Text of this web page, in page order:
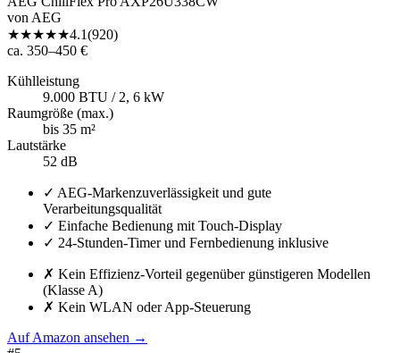
von AEG
★★★★★4.1(920)
ca. 350–450 €
Kühlleistung
9.000 BTU / 2, 6 kW
Raumgröße (max.)
bis 35 m²
Lautstärke
52 dB
✓ AEG-Markenzuverlässigkeit und gute
Verarbeitungsqualität
✓ Einfache Bedienung mit Touch-Display
✓ 24-Stunden-Timer und Fernbedienung inklusive
✗ Kein Effizienz-Vorteil gegenüber günstigeren Modellen
(Klasse A)
✗ Kein WLAN oder App-Steuerung
Auf Amazon ansehen →